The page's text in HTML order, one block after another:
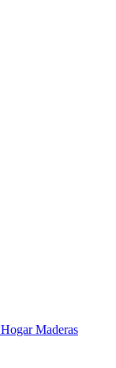
HogarMaderas